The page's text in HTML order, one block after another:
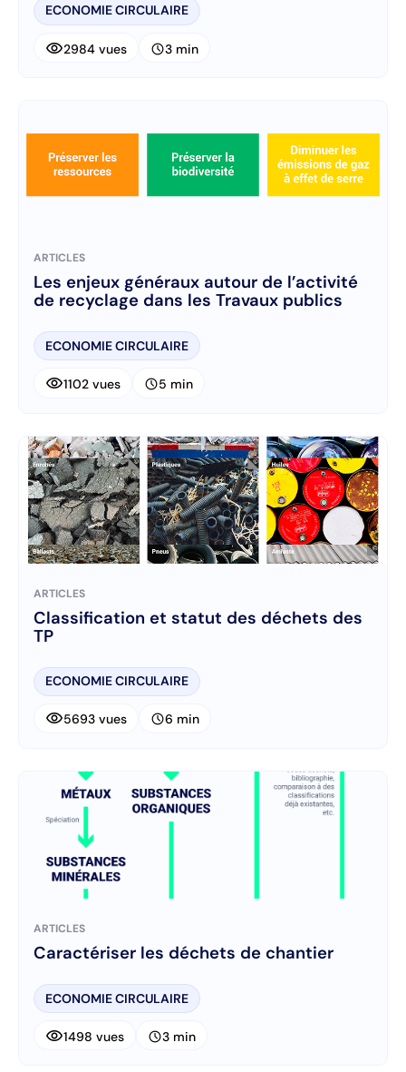
ECONOMIE CIRCULAIRE
visibility2984 vues schedule3 min
ARTICLES
Les enjeux généraux autour de l’activité
de recyclage dans les Travaux publics
ECONOMIE CIRCULAIRE
visibility1102 vues schedule5 min
ARTICLES
Classification et statut des déchets des
TP
ECONOMIE CIRCULAIRE
visibility5693 vues schedule6 min
ARTICLES
Caractériser les déchets de chantier
ECONOMIE CIRCULAIRE
visibility1498 vues schedule3 min